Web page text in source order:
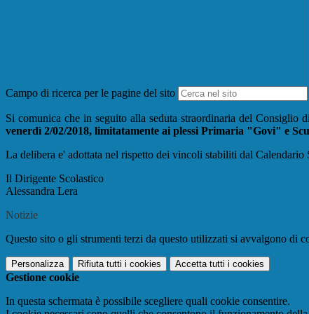
Campo di ricerca per le pagine del sito
Si comunica che in seguito alla seduta straordinaria del Consiglio
venerdì 2/02/2018, limitatamente ai plessi Primaria "Govi" e
La delibera e' adottata nel rispetto dei vincoli stabiliti dal Calendario
Il Dirigente Scolastico
Alessandra Lera
Notizie
Questo sito o gli strumenti terzi da questo utilizzati si avvalgono di
Personalizza Rifiuta tutti i cookies Accetta tutti i cookies
Gestione cookie
In questa schermata è possibile scegliere quali cookie consentire.